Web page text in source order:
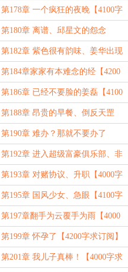
【4200字求订阅】
第178章 一个疯狂的夜晚【4100字
求订阅】
第180章 离谱、邱星文的怨念
【4200字求订阅】
第182章 紫色很有韵味、姜华出现
【4300字求订阅】
第184章家家有本难念的经【4200
字求订阅】
第186章 已经不要脸的姜磊【4100
字求订阅】
第188章 昂贵的早餐、倒反天罡
【4100字求订阅】
第190章 难办？那就不要办了
【4000字求订阅】
第192章 进入超级富豪俱乐部、非
农数据【4000字求订阅】
第193章 对赌协议、升职【4000字
求订阅】
第195章 国风少女、急眼【4100字
求订阅】
第197章翻手为云覆手为雨【4000
字求订阅】
第199章 怀孕了【4200字求订阅】
第201章 我儿子真棒！【4000字求